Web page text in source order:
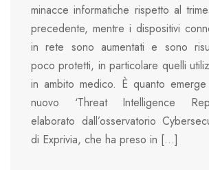
minacce informatiche rispetto al
precedente, mentre i dispositivi
in rete sono aumentati e sono
poco protetti, in particolare quelli
in ambito medico. È quanto
nuovo ‘Threat Intelligence
elaborato dall’osservatorio
di Exprivia, che ha preso in […]